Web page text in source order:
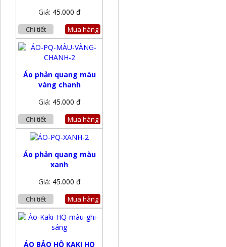
Giá: 45.000 đ
Chi tiết Mua hàng
Áo phản quang màu
vàng chanh
Giá: 45.000 đ
Chi tiết Mua hàng
Áo phản quang màu
xanh
Giá: 45.000 đ
Chi tiết Mua hàng
ÁO BẢO HỘ KAKI HQ